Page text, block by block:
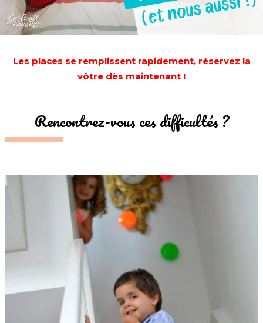
Les places se remplissent rapidement, réservez la
vôtre dès maintenant !
Rencontrez-vous ces difficultés ?